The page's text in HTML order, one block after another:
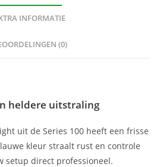
INFORMATIE
(0)
heldere uitstraling
uit de Series 100 heeft een frisse
kleur straalt rust en controle
setup direct professioneel.